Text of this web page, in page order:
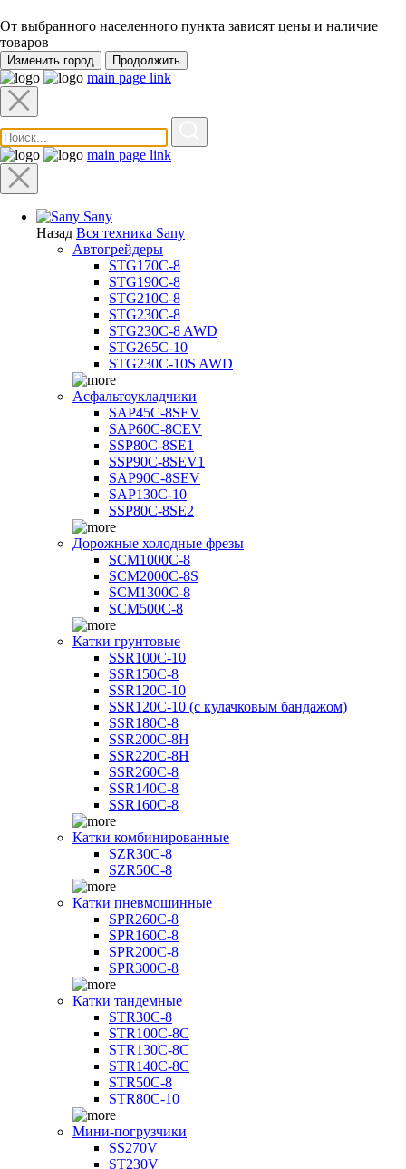
От выбранного населенного пункта зависят цены и наличие
товаров
Изменить город Продолжить
main page link
main page link
Sany
Назад Вся техника Sany
Автогрейдеры
STG170C-8
STG190C-8
STG210C-8
STG230C-8
STG230C-8 AWD
STG265C-10
STG230C-10S AWD
Асфальтоукладчики
SAP45С-8SEV
SAP60C-8CEV
SSP80C-8SE1
SSP90C-8SEV1
SAP90C-8SEV
SAP130C-10
SSP80C-8SE2
Дорожные холодные фрезы
SCM1000C-8
SCM2000C-8S
SCM1300C-8
SCM500C-8
Катки грунтовые
SSR100C-10
SSR150C-8
SSR120C-10
SSR120C-10 (с кулачковым бандажом)
SSR180C-8
SSR200C-8H
SSR220C-8H
SSR260C-8
SSR140C-8
SSR160C-8
Катки комбинированные
SZR30C-8
SZR50C-8
Катки пневмошинные
SPR260C-8
SPR160C-8
SPR200C-8
SPR300C-8
Катки тандемные
STR30C-8
STR100C-8С
STR130C-8С
STR140C-8С
STR50C-8
STR80C-10
Мини-погрузчики
SS270V
ST230V